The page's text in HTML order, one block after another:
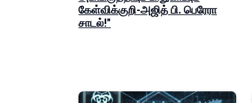
கேள்விக்குறி-அஜித் பி. பெரேரா
சாடல்!"